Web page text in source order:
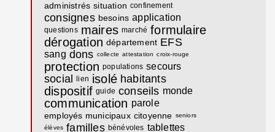
administrés situation confinement
consignes besoins application
questions maires marché formulaire
dérogation département EFS
sang dons collecte attestation croix-rouge
protection populations secours
social lien isolé habitants
dispositif guide conseils monde
communication parole
employés municipaux citoyenne seniors
élèves familles bénévoles tablettes